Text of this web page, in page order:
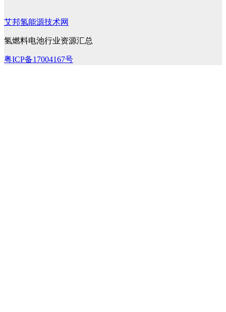
艾邦氢能源技术网
氢燃料电池行业资源汇总
粤ICP备17004167号